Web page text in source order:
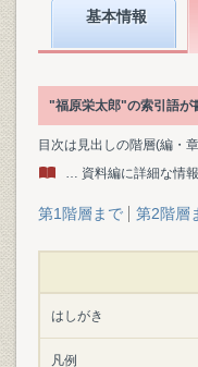
基本情報
"福原栄太郎"の索引語が
目次は見出しの階層(編・
… 資料編に詳細な情報
第1階層まで 第2階層
はしがき
凡例